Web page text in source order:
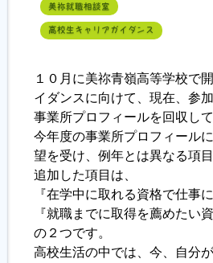
各種セミナー
履歴書ジェネレーター
美祢就職相談室
高校生キャリアガイダンス
１０月に美祢青嶺高等学校で
イダンスに向けて、現在、参
事業所プロフィールを回収して
今年度の事業所プロフィール
望を受け、例年とは異なる項
追加した項目は、
『在学中に取れる資格で仕事
『就職までに取得を薦めたい資
の２つです。
高校生活の中では、今、自分